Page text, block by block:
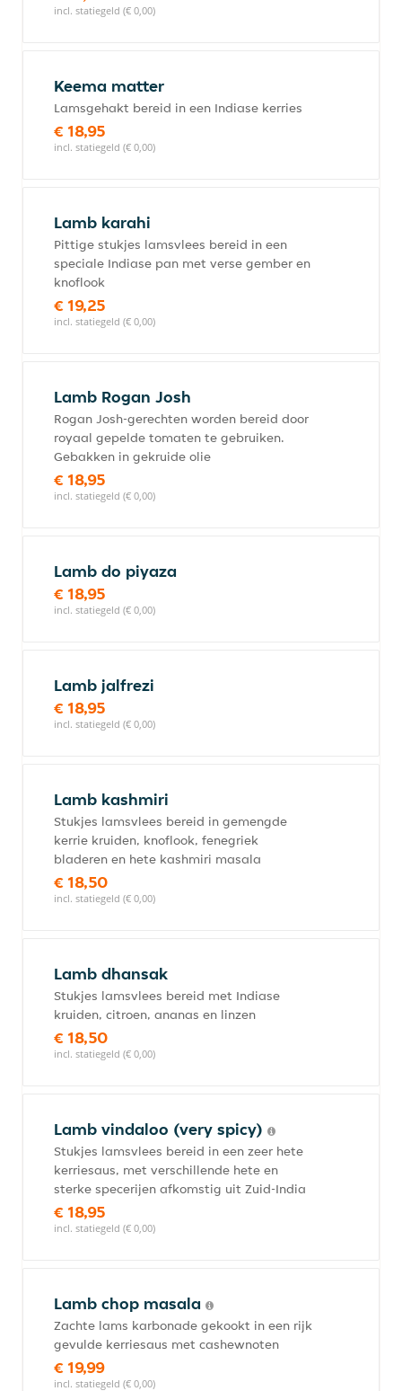
incl. statiegeld (€ 0,00)
Keema matter
Lamsgehakt bereid in een Indiase kerries
€ 18,95
incl. statiegeld (€ 0,00)
Lamb karahi
Pittige stukjes lamsvlees bereid in een
speciale Indiase pan met verse gember en
knoflook
€ 19,25
incl. statiegeld (€ 0,00)
Lamb Rogan Josh
Rogan Josh-gerechten worden bereid door
royaal gepelde tomaten te gebruiken.
Gebakken in gekruide olie
€ 18,95
incl. statiegeld (€ 0,00)
Lamb do piyaza
€ 18,95
incl. statiegeld (€ 0,00)
Lamb jalfrezi
€ 18,95
incl. statiegeld (€ 0,00)
Lamb kashmiri
Stukjes lamsvlees bereid in gemengde
kerrie kruiden, knoflook, fenegriek
bladeren en hete kashmiri masala
€ 18,50
incl. statiegeld (€ 0,00)
Lamb dhansak
Stukjes lamsvlees bereid met Indiase
kruiden, citroen, ananas en linzen
€ 18,50
incl. statiegeld (€ 0,00)
Lamb vindaloo (very spicy)
Stukjes lamsvlees bereid in een zeer hete
kerriesaus, met verschillende hete en
sterke specerijen afkomstig uit Zuid-India
€ 18,95
incl. statiegeld (€ 0,00)
Lamb chop masala
Zachte lams karbonade gekookt in een rijk
gevulde kerriesaus met cashewnoten
€ 19,99
incl. statiegeld (€ 0,00)